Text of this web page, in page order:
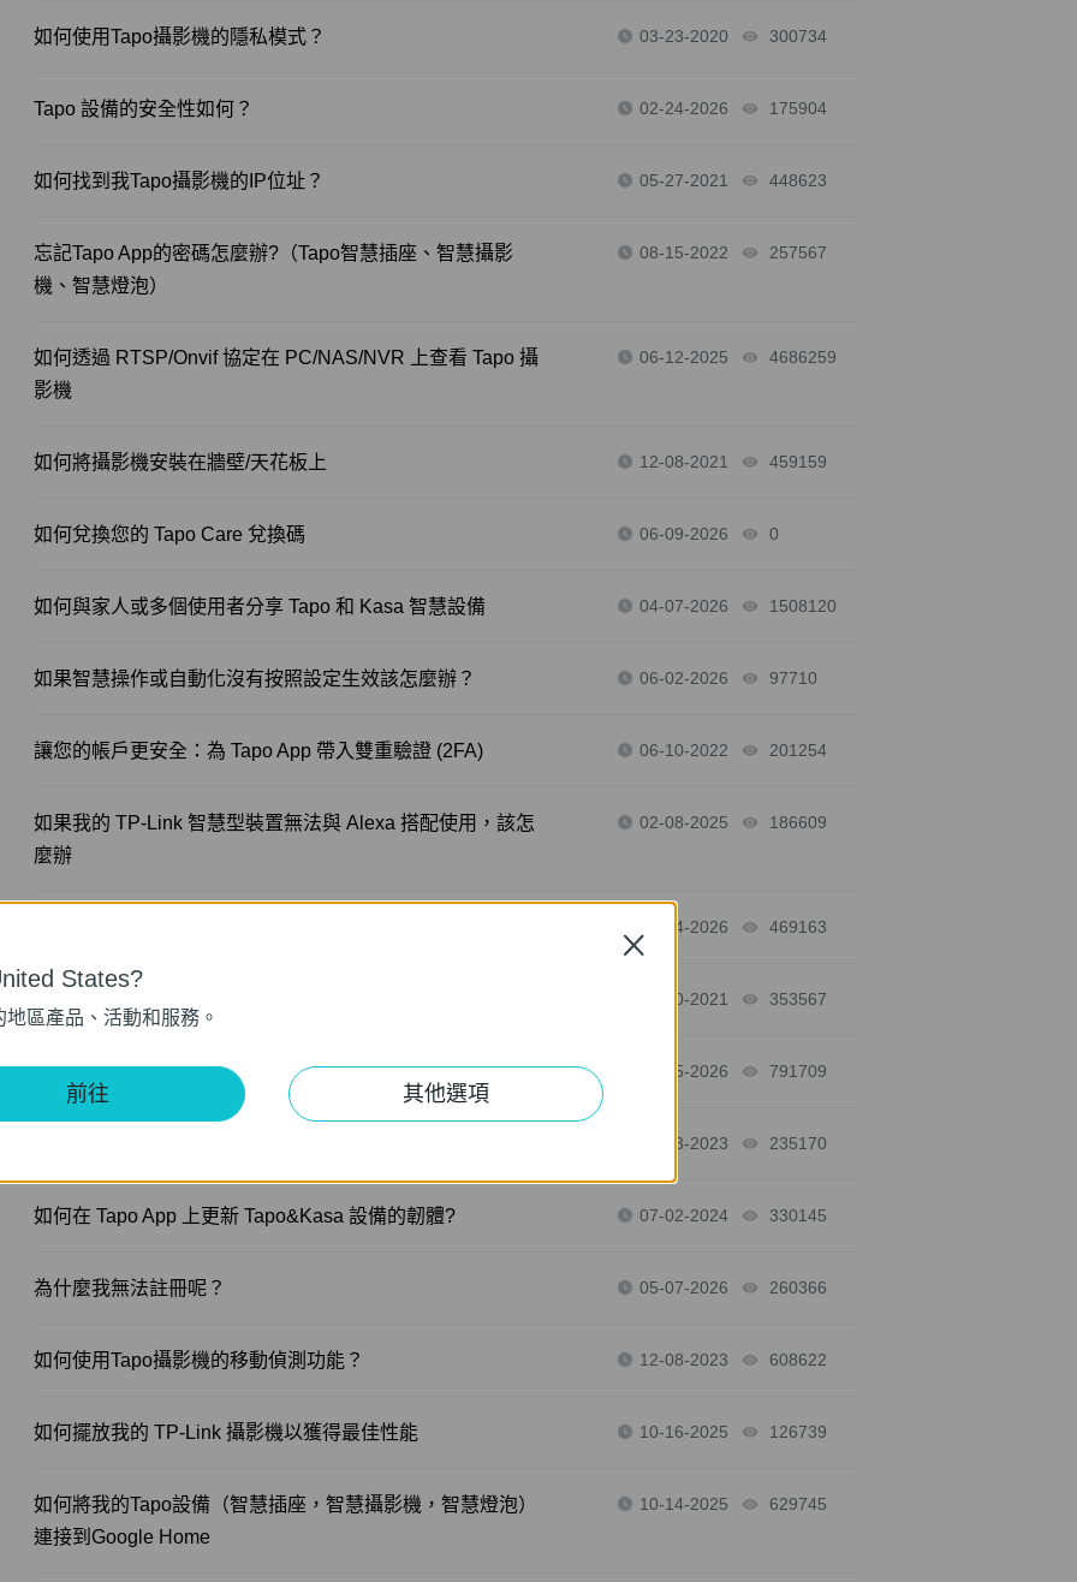
如何使用Tapo攝影機的隱私模式？ 03-23-2020 300734
Tapo 設備的安全性如何？ 02-24-2026 175904
如何找到我Tapo攝影機的IP位址？ 05-27-2021 448623
忘記Tapo App的密碼怎麼辦?（Tapo智慧插座、智慧攝影
機、智慧燈泡）
08-15-2022 257567
如何透過 RTSP/Onvif 協定在 PC/NAS/NVR 上查看 Tapo 攝
影機
06-12-2025 4686259
如何將攝影機安裝在牆壁/天花板上 12-08-2021 459159
如何兌換您的 Tapo Care 兌換碼 06-09-2026 0
如何與家人或多個使用者分享 Tapo 和 Kasa 智慧設備 04-07-2026 1508120
如果智慧操作或自動化沒有按照設定生效該怎麼辦？ 06-02-2026 97710
讓您的帳戶更安全：為 Tapo App 帶入雙重驗證 (2FA) 06-10-2022 201254
如果我的 TP-Link 智慧型裝置無法與 Alexa 搭配使用，該怎
麼辦
02-08-2025 186609
05-14-2026 469163
01-20-2021 353567
如果SD卡無法在Tapo攝影機上正常使用，該怎麼辦？ 04-15-2026 791709
10-03-2023 235170
如何在 Tapo App 上更新 Tapo&Kasa 設備的韌體? 07-02-2024 330145
為什麼我無法註冊呢？ 05-07-2026 260366
如何使用Tapo攝影機的移動偵測功能？ 12-08-2023 608622
如何擺放我的 TP-Link 攝影機以獲得最佳性能 10-16-2025 126739
如何將我的Tapo設備（智慧插座，智慧攝影機，智慧燈泡）
連接到Google Home
10-14-2025 629745
States?
地區產品、活動和服務。
前往 其他選項
Close